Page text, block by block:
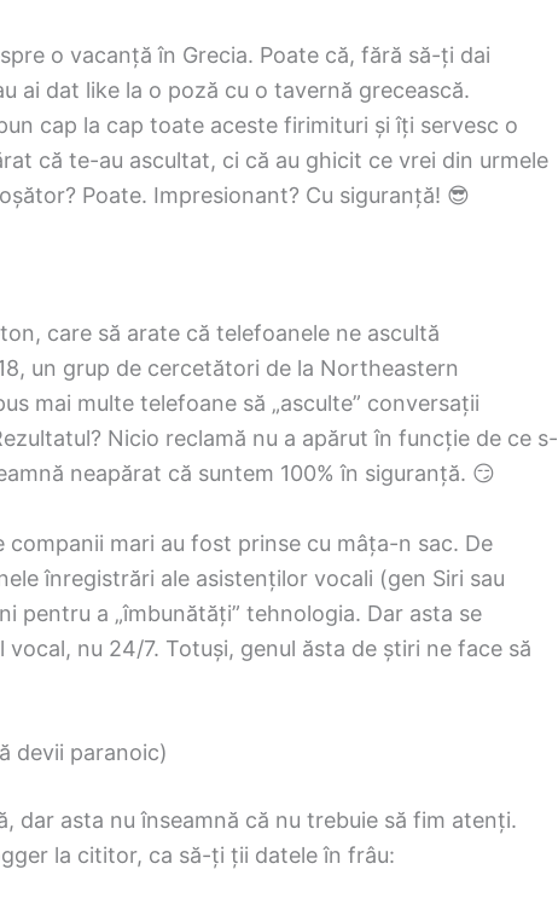
o vacanță în Grecia. Poate că, fără să-ți dai
ai dat like la o poză cu o tavernă grecească.
cap la cap toate aceste firimituri și îți servesc o
că te-au ascultat, ci că au ghicit ce vrei din urmele
Poate. Impresionant? Cu siguranță! 😎
care să arate că telefoanele ne ascultă
un grup de cercetători de la Northeastern
mai multe telefoane să „asculte” conversații
Nicio reclamă nu a apărut în funcție de ce s-
neapărat că suntem 100% în siguranță. 😏
mari au fost prinse cu mâța-n sac. De
înregistrări ale asistenților vocali (gen Siri sau
pentru a „îmbunătăți” tehnologia. Dar asta se
nu 24/7. Totuși, genul ăsta de știri ne face să
devii paranoic)
dar asta nu înseamnă că nu trebuie să fim atenți.
la cititor, ca să-ți ții datele în frâu: